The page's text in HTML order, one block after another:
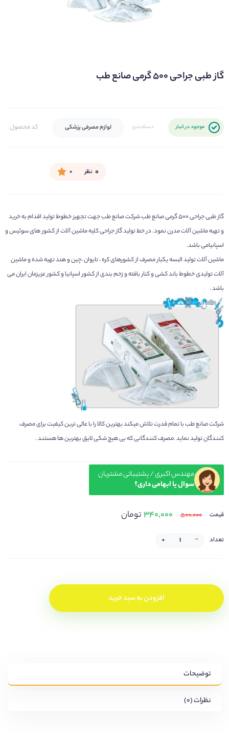
گاز طبی جراحی ۵۰۰ گرمی صانع طب
موجود در انبار دسته‌بندی لوازم مصرفی پزشکی کد محصول
۰ نظر ۰
گاز طبی جراحی ۵۰۰ گرمی صانع طب شرکت صانع طب جهت تجهیز خطوط تولید اقدام به خرید
و تهیه ماشین آلات مدرن نمود. در خط تولید گاز جراحی کلیه ماشین آلات از کشور های سوئیس و
اسپانیامی باشد.
ماشین آلات تولید البسه یکبار مصرف از کشورهای کره ، تایوان ،چین و هند تهیه شده و ماشین
آلات تولیدی خطوط باند کشی و کنار بافته و زخم بندی از کشور اسپانیا و کشور عزیزمان ایران می
باشد .
شرکت صانع طب با تمام قدرت تلاش میکند بهترین کالا را با عالی ترین کیفیت برای مصرف
کنندگان تولید نماید .مصرف کنندگانی که بی هیچ شکی لایق بهترین ها هستند .
مهندس اکبری / پشتیباتی مشتریان
سوال یا ابهامی داری؟
قیمت ۵۰۰,۰۰۰ ۳۴۰,۰۰۰تومان
تعداد −
+
افزودن به سبد خرید
توضیحات
نظرات (۰)